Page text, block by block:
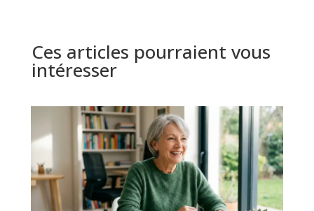
Ces articles pourraient vous
intéresser